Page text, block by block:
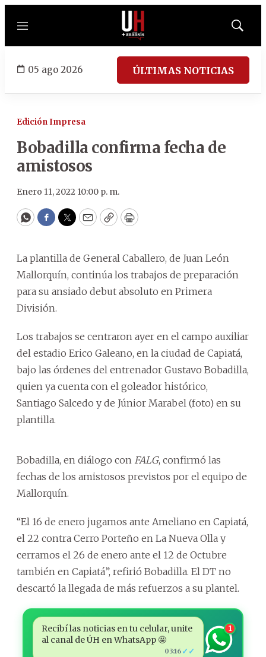
Menú
Mostrar
05 ago 2026 ÚLTIMAS NOTICIAS
Edición Impresa
Bobadilla confirma fecha de
amistosos
Enero 11, 2022 10:00 p. m.
WhatsApp
Facebook
Twitter
EmailCopyPrint
La plantilla de General Caballero, de Juan León
Mallorquín, continúa los trabajos de preparación
para su ansiado debut absoluto en Primera
División.
Los trabajos se centraron ayer en el campo auxiliar
del estadio Erico Galeano, en la ciudad de Capiatá,
bajo las órdenes del entrenador Gustavo Bobadilla,
quien ya cuenta con el goleador histórico,
Santiago Salcedo y de Júnior Marabel (foto) en su
plantilla.
Bobadilla, en diálogo con FALG, confirmó las
fechas de los amistosos previstos por el equipo de
Mallorquín.
“El 16 de enero jugamos ante Ameliano en Capiatá,
el 22 contra Cerro Porteño en La Nueva Olla y
cerramos el 26 de enero ante el 12 de Octubre
también en Capiatá”, refirió Bobadilla. El DT no
descartó la llegada de más refuerzos a su plantel.
Recibí las noticias en tu celular, unite
al canal de ÚH en WhatsApp 🤩
03:16 ✓✓
1